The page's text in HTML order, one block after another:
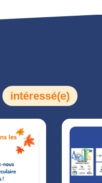
intéressé(e)